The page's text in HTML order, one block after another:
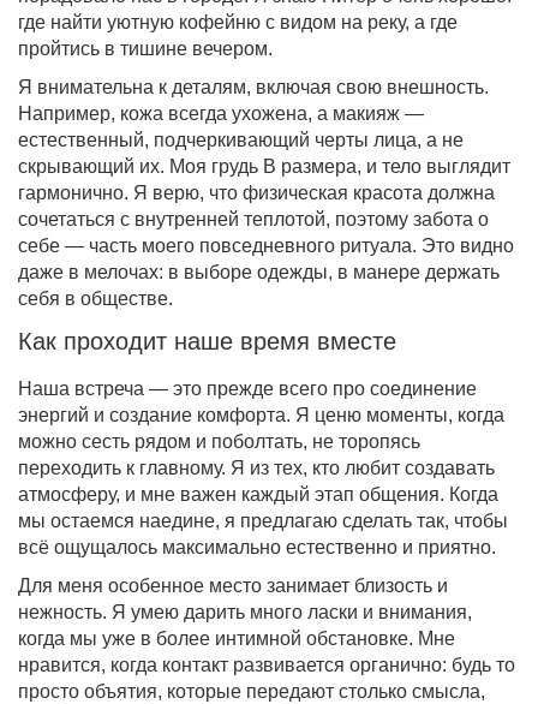
где найти уютную кофейню с видом на реку, а где
пройтись в тишине вечером.
Я внимательна к деталям, включая свою внешность.
Например, кожа всегда ухожена, а макияж —
естественный, подчеркивающий черты лица, а не
скрывающий их. Моя грудь B размера, и тело выглядит
гармонично. Я верю, что физическая красота должна
сочетаться с внутренней теплотой, поэтому забота о
себе — часть моего повседневного ритуала. Это видно
даже в мелочах: в выборе одежды, в манере держать
себя в обществе.
Как проходит наше время вместе
Наша встреча — это прежде всего про соединение
энергий и создание комфорта. Я ценю моменты, когда
можно сесть рядом и поболтать, не торопясь
переходить к главному. Я из тех, кто любит создавать
атмосферу, и мне важен каждый этап общения. Когда
мы остаемся наедине, я предлагаю сделать так, чтобы
всё ощущалось максимально естественно и приятно.
Для меня особенное место занимает близость и
нежность. Я умею дарить много ласки и внимания,
когда мы уже в более интимной обстановке. Мне
нравится, когда контакт развивается органично: будь то
просто объятия, которые передают столько смысла,